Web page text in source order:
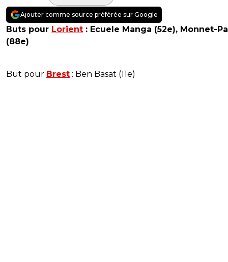
Ajouter comme source préférée sur Google
Buts pour Lorient : Ecuele Manga (52e), Monnet-
(88e)
But pour Brest : Ben Basat (11e)